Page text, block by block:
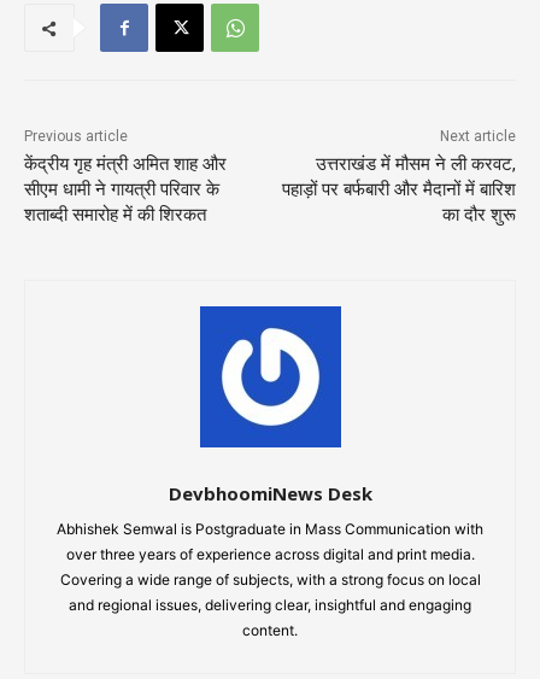
Previous article
केंद्रीय गृह मंत्री अमित शाह और
सीएम धामी ने गायत्री परिवार के
शताब्दी समारोह में की शिरकत
Next article
उत्तराखंड में मौसम ने ली करवट,
पहाड़ों पर बर्फबारी और मैदानों में बारिश
का दौर शुरू
DevbhoomiNews Desk
Abhishek Semwal is Postgraduate in Mass Communication with
over three years of experience across digital and print media.
Covering a wide range of subjects, with a strong focus on local
and regional issues, delivering clear, insightful and engaging
content.